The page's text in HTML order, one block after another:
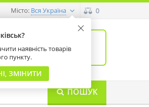
наявність товарів
пункту.
ЗМІНИТИ
Місто: Вся Україна 0
на суму 0 грн
ПОШУК